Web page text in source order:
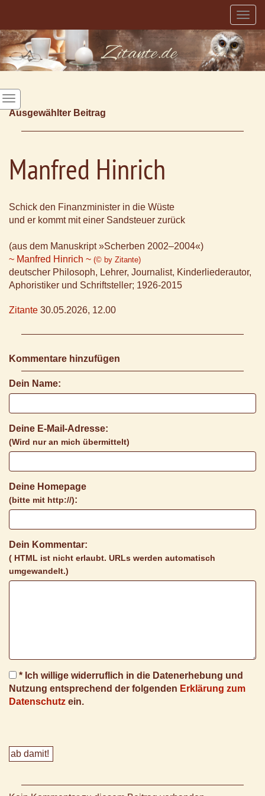
Ausgewählter Beitrag
Manfred Hinrich
Schick den Finanzminister in die Wüste
und er kommt mit einer Sandsteuer zurück
(aus dem Manuskript »Scherben 2002–2004«)
~ Manfred Hinrich ~ (© by Zitante)
deutscher Philosoph, Lehrer, Journalist, Kinderliederautor,
Aphoristiker und Schriftsteller; 1926-2015
Zitante 30.05.2026, 12.00
Kommentare hinzufügen
Dein Name:
Deine E-Mail-Adresse:
(Wird nur an mich übermittelt)
Deine Homepage
(bitte mit http://):
Dein Kommentar:
( HTML ist nicht erlaubt. URLs werden automatisch
umgewandelt.)
* Ich willige widerruflich in die Datenerhebung und
Nutzung entsprechend der folgenden Erklärung zum
Datenschutz ein.